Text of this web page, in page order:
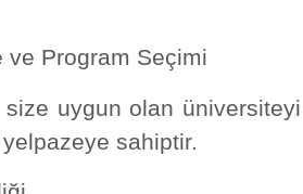
ve Program Seçimi
size uygun olan
sahiptir.